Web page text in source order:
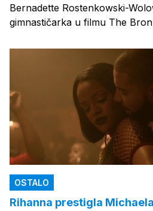
Bernadette Rostenkowski-
gimnastičarka u filmu The
OSTALO
Rihanna prestigla